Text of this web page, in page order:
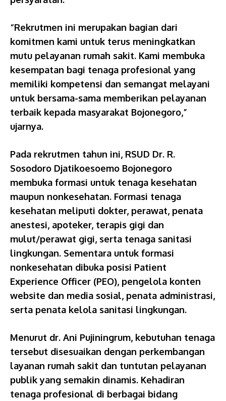
“Rekrutmen ini merupakan bagian dari
komitmen kami untuk terus meningkatkan
mutu pelayanan rumah sakit. Kami membuka
kesempatan bagi tenaga profesional yang
memiliki kompetensi dan semangat melayani
untuk bersama-sama memberikan pelayanan
terbaik kepada masyarakat Bojonegoro,”
ujarnya.
Pada rekrutmen tahun ini, RSUD Dr. R.
Sosodoro Djatikoesoemo Bojonegoro
membuka formasi untuk tenaga kesehatan
maupun nonkesehatan. Formasi tenaga
kesehatan meliputi dokter, perawat, penata
anestesi, apoteker, terapis gigi dan
mulut/perawat gigi, serta tenaga sanitasi
lingkungan. Sementara untuk formasi
nonkesehatan dibuka posisi Patient
Experience Officer (PEO), pengelola konten
website dan media sosial, penata administrasi,
serta penata kelola sanitasi lingkungan.
Menurut dr. Ani Pujiningrum, kebutuhan tenaga
tersebut disesuaikan dengan perkembangan
layanan rumah sakit dan tuntutan pelayanan
publik yang semakin dinamis. Kehadiran
tenaga profesional di berbagai bidang